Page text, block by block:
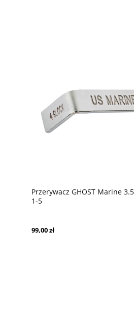
Przerywacz GHOST Marine
1-5
99,00 zł